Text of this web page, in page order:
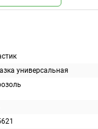
универсальная